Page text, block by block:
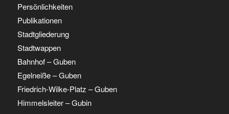
Persönlichkeiten
Publikationen
Stadtgliederung
Stadtwappen
Bahnhof – Guben
Egelneiße – Guben
Friedrich-Wilke-Platz – Guben
Himmelsleiter – Gubin